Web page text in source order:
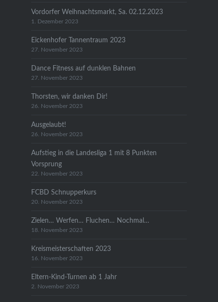
Vordorfer Weihnachtsmarkt, Sa. 02.12.2023
1. Dezember 2023
Eickenhofer Tannentraum 2023
27. November 2023
Dance Fitness auf dunklen Bahnen
27. November 2023
Thorsten, wir danken Dir!
26. November 2023
Ausgelaubt!
26. November 2023
Aufstieg in die Landesliga 1 mit 8 Punkten
Vorsprung
22. November 2023
FCBD Schnupperkurs
20. November 2023
Zielen… Werfen… Fluchen… Nochmal…
18. November 2023
Kreismeisterschaften 2023
16. November 2023
Eltern-Kind-Turnen ab 1 Jahr
2. November 2023